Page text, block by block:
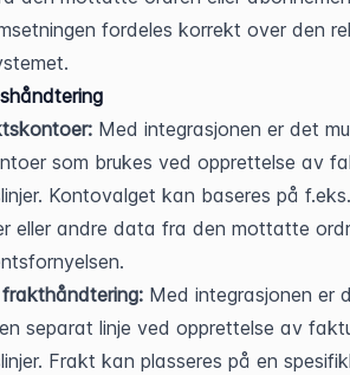
fordeles korrekt over den
Med integrasjonen er det
som brukes ved opprettelse av
Kontovalget kan baseres på
eller andre data fra den mottatte
Med integrasjonen er
separat linje ved opprettelse av
Frakt kan plasseres på en